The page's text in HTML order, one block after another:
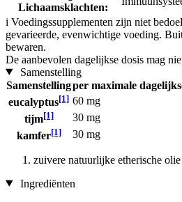
Lichaamsklachten:
i Voedingssupplementen zijn niet
gevarieerde, evenwichtige voeding.
bewaren.
De aanbevolen dagelijkse dosis mag
Samenstelling
Samenstellingper maximale
eucalyptus[1] 60 mg
tijm[1]
30 mg
kamfer[1] 30 mg
zuivere natuurlijke etherische olie
Ingrediënten